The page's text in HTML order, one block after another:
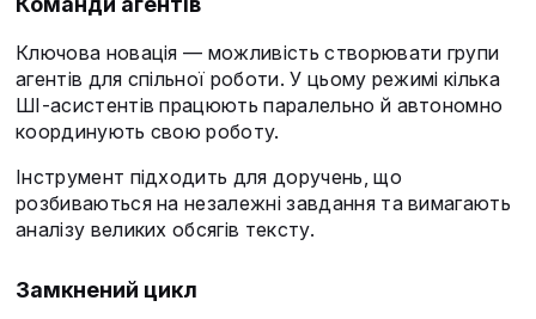
Ключова новація — можливість створювати групи
агентів для спільної роботи. У цьому режимі кілька
ШІ-асистентів працюють паралельно й автономно
координують свою роботу.
Інструмент підходить для доручень, що
розбиваються на незалежні завдання та вимагають
аналізу великих обсягів тексту.
Замкнений цикл